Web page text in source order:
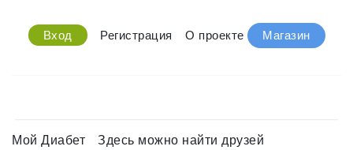
Вход Регистрация О проекте Магазин
Мой Диабет
Здесь можно найти друзей